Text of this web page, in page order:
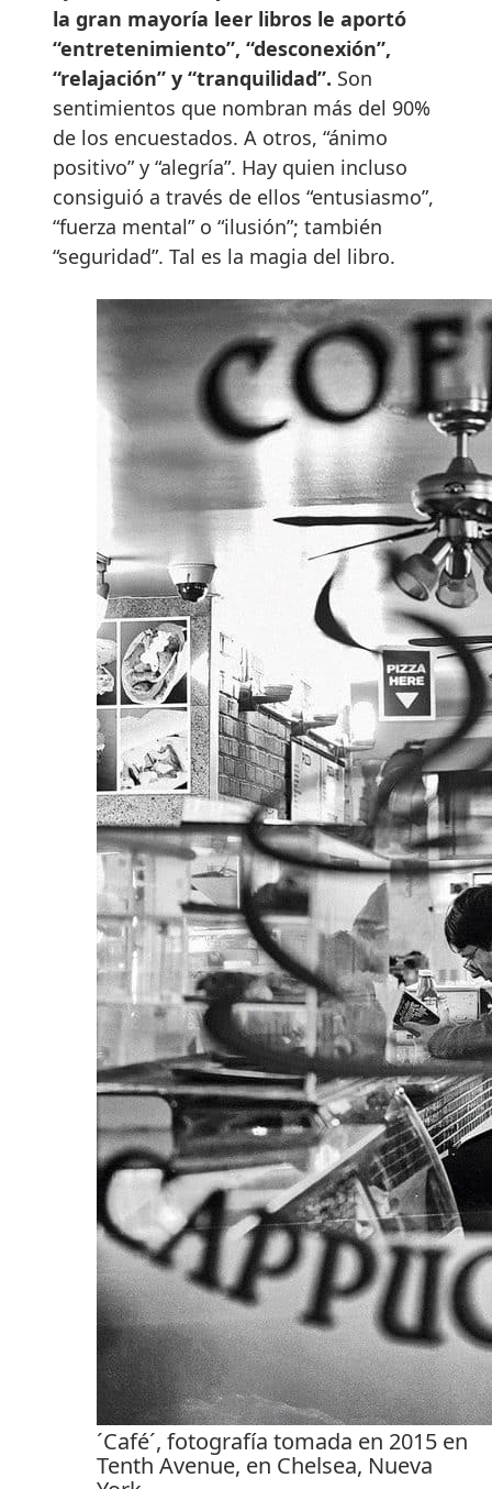
la gran mayoría leer libros le aportó
“entretenimiento”, “desconexión”,
“relajación” y “tranquilidad”. Son
sentimientos que nombran más del 90%
de los encuestados. A otros, “ánimo
positivo” y “alegría”. Hay quien incluso
consiguió a través de ellos “entusiasmo”,
“fuerza mental” o “ilusión”; también
“seguridad”. Tal es la magia del libro.
´Café´, fotografía tomada en 2015 en
Tenth Avenue, en Chelsea, Nueva